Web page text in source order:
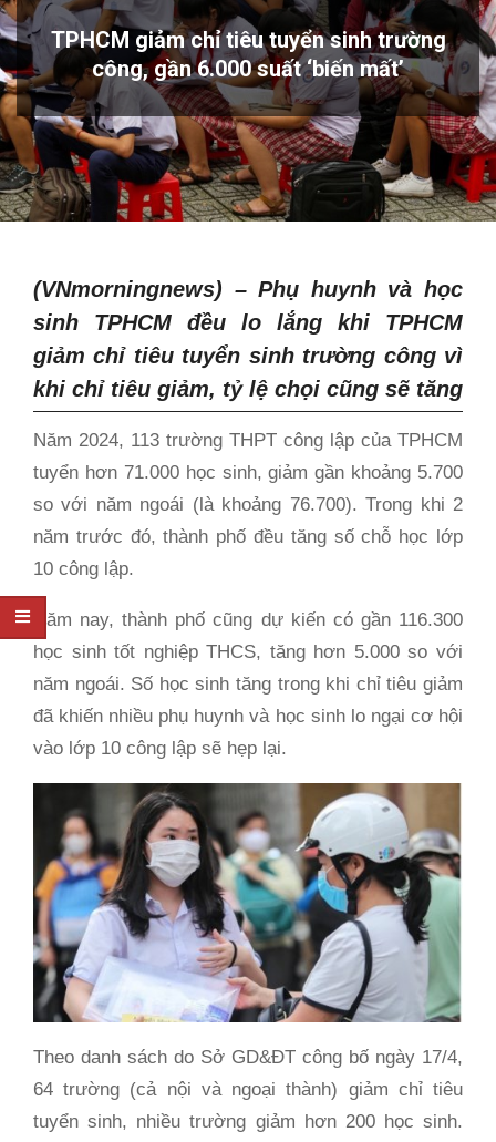
TPHCM giảm chỉ tiêu tuyển sinh trường
công, gần 6.000 suất ‘biến mất’
(VNmorningnews) –Phụ huynh và học
sinh TPHCM đều lo lắng khi TPHCM
giảm chỉ tiêu tuyển sinh trường công vì
khi chỉ tiêu giảm, tỷ lệ chọi cũng sẽ tăng
Năm 2024, 113 trường THPT công lập của TPHCM
tuyển hơn 71.000 học sinh, giảm gần khoảng 5.700
so với năm ngoái (là khoảng 76.700). Trong khi 2
năm trước đó, thành phố đều tăng số chỗ học lớp
10 công lập.
Năm nay, thành phố cũng dự kiến có gần 116.300
học sinh tốt nghiệp THCS, tăng hơn 5.000 so với
năm ngoái. Số học sinh tăng trong khi chỉ tiêu giảm
đã khiến nhiều phụ huynh và học sinh lo ngại cơ hội
vào lớp 10 công lập sẽ hẹp lại.
Theo danh sách do Sở GD&ĐT công bố ngày 17/4,
64 trường (cả nội và ngoại thành) giảm chỉ tiêu
tuyển sinh, nhiều trường giảm hơn 200 học sinh.